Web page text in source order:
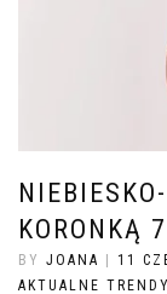
KORONKĄ
BY JOANA | 11
AKTUALNE